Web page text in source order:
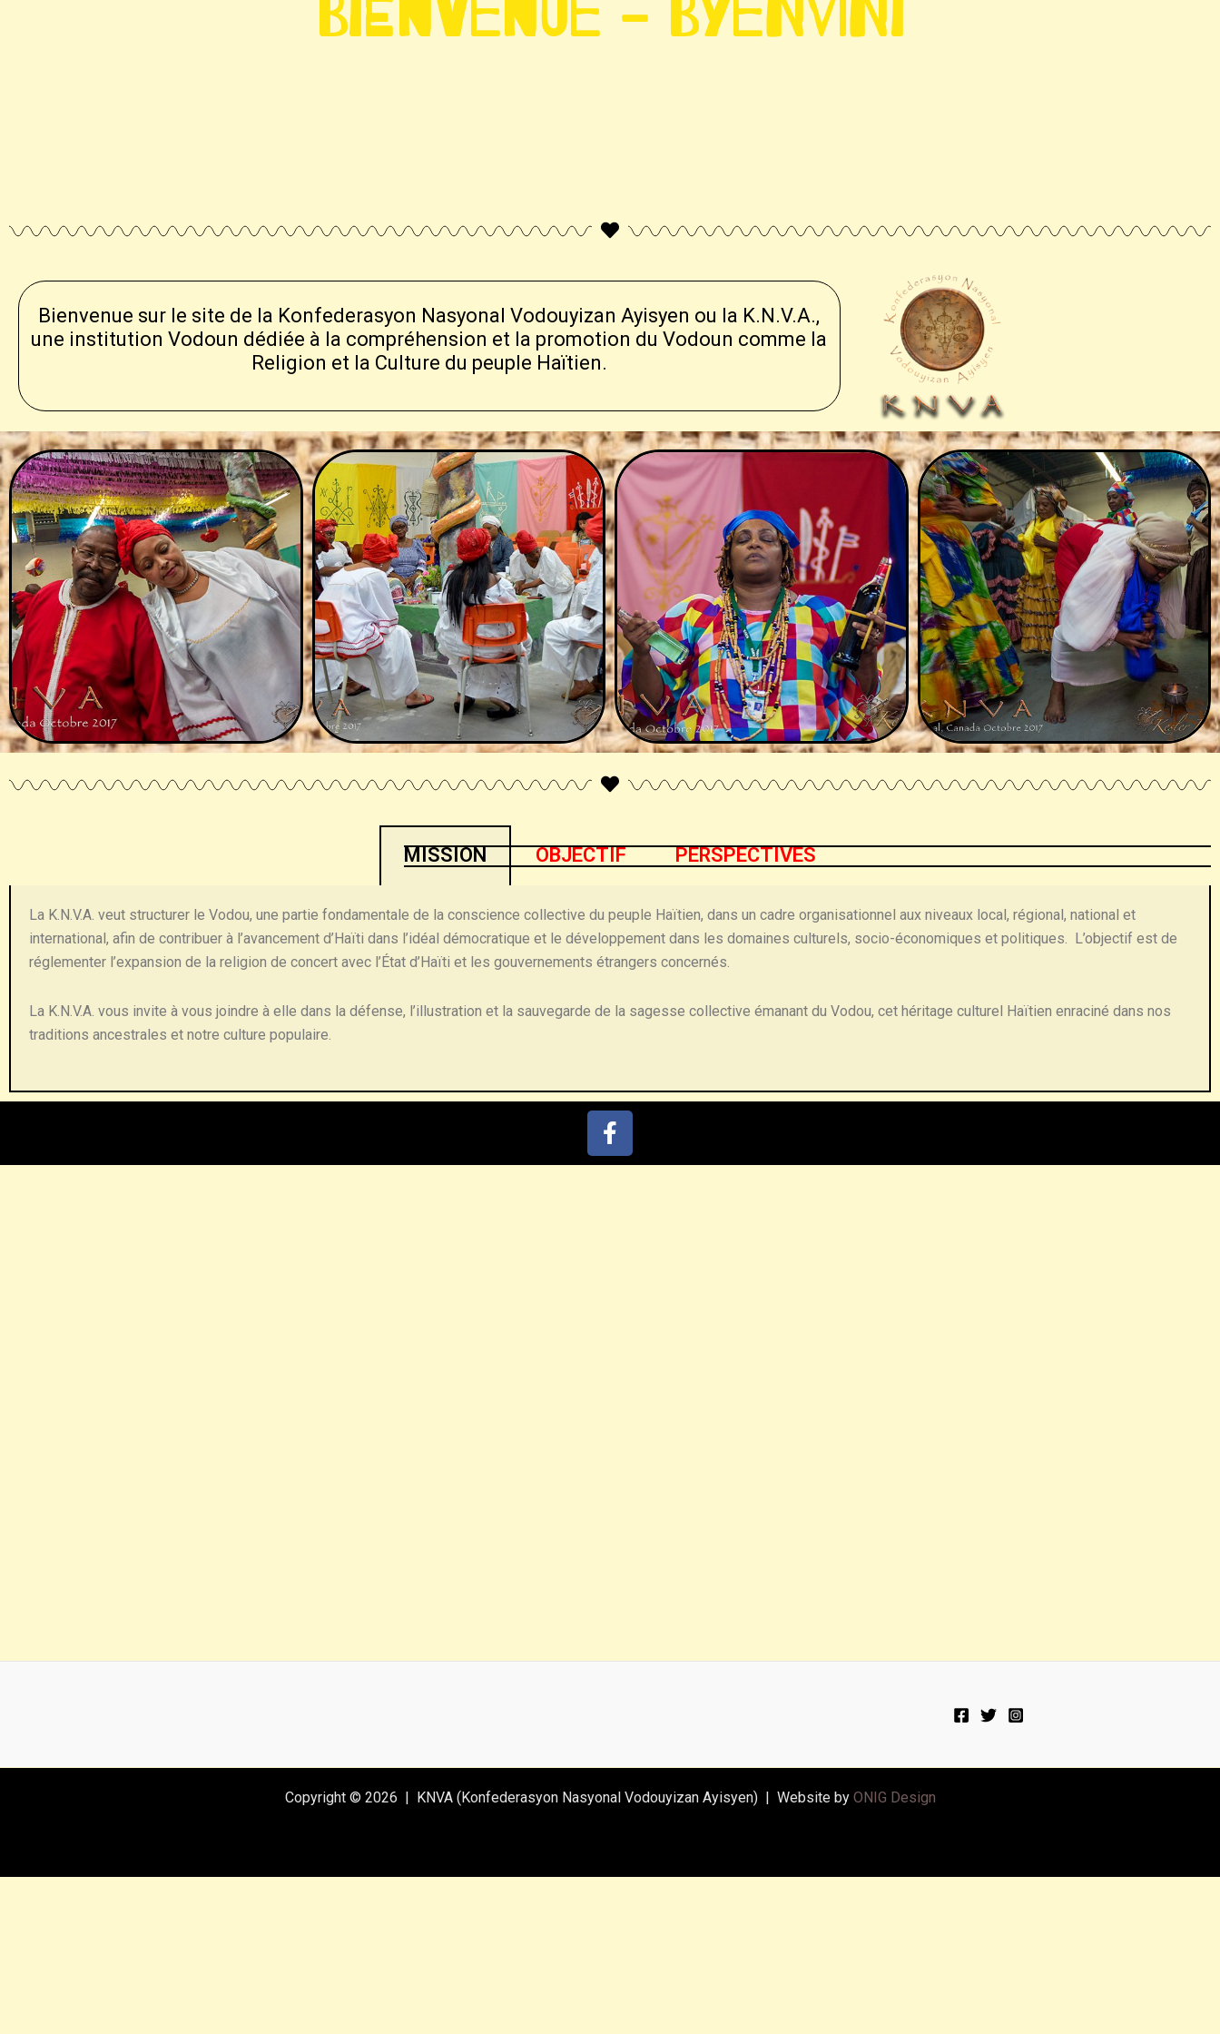
Bienvenue - Byenvini
Bienvenue sur le site de la Konfederasyon Nasyonal Vodouyizan Ayisyen ou la K.N.V.A.,
une institution Vodoun dédiée à la compréhension et la promotion du Vodoun comme la
Religion et la Culture du peuple Haïtien.
MISSION OBJECTIF PERSPECTIVES
La K.N.V.A. veut structurer le Vodou, une partie fondamentale de la conscience collective du peuple Haïtien, dans un cadre organisationnel aux niveaux local, régional, national et
international, afin de contribuer à l’avancement d’Haïti dans l’idéal démocratique et le développement dans les domaines culturels, socio-économiques et politiques. L’objectif est de
réglementer l’expansion de la religion de concert avec l’État d’Haïti et les gouvernements étrangers concernés.
La K.N.V.A. vous invite à vous joindre à elle dans la défense, l’illustration et la sauvegarde de la sagesse collective émanant du Vodou, cet héritage culturel Haïtien enraciné dans nos
traditions ancestrales et notre culture populaire.
F
a
c
Copyright © 2026 | KNVA (Konfederasyon Nasyonal Vodouyizan Ayisyen) | Website by ONIG Design